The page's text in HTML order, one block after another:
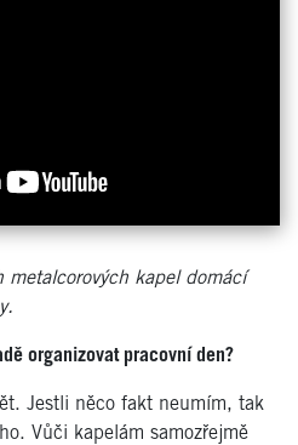
metalcorových kapel domácí
organizovat pracovní den?
Jestli něco fakt neumím, tak
Vůči kapelám samozřejmě